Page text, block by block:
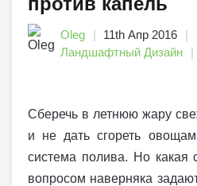
Oleg
11th Апр 2016
Ландшафтный Дизайн
Сберечь в летнюю жару
и не дать сгореть
система полива. Но какая
вопросом наверняка